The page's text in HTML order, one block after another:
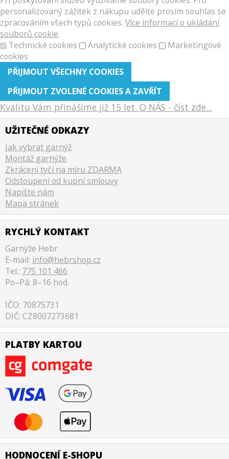
personalizovaný zážitek z nákupu udělte prosím souhlas se
zpracováním všech typů cookies. Více informací o ukládání
souborů cookie.
Technické cookies
Analytické cookies
Marketingové
cookies
Kvalitu Vám přinášíme již 15 let. O NÁS - číst zde...
UŽITEČNÉ ODKAZY
Jak vybrat garnýž
Montáž garnýže
Zkrácení tyčí na míru ZDARMA
Odstoupení od kupní smlouvy
Napište nám
Mapa stránek
RYCHLÝ KONTAKT
Garnýže Hebr
E-mail: info@hebrshop.cz
Tel.: 775 101 466
Po–Pá: 8–16 hod.
IČO: 70875731
DIČ: CZ8007273681
PLATBY KARTOU
HODNOCENÍ E-SHOPU